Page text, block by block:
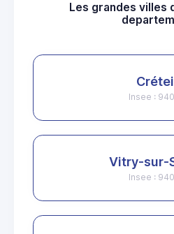
Les grandes villes
Insee :
Vitry-sur-
Insee :